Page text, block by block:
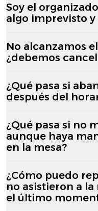
Soy el
algo imprevisto
No alcanzamos
¿debemos
¿Qué pasa si
después del
¿Qué pasa si no
aunque haya
en la mesa?
¿Cómo puedo
no asistieron a
el último